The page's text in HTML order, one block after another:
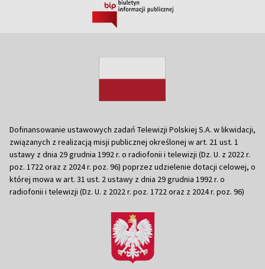
Dofinansowanie ustawowych zadań Telewizji Polskiej S.A. w likwidacji,
związanych z realizacją misji publicznej określonej w art. 21 ust. 1
ustawy z dnia 29 grudnia 1992 r. o radiofonii i telewizji (Dz. U. z 2022 r.
poz. 1722 oraz z 2024 r. poz. 96) poprzez udzielenie dotacji celowej, o
której mowa w art. 31 ust. 2 ustawy z dnia 29 grudnia 1992 r. o
radiofonii i telewizji (Dz. U. z 2022 r. poz. 1722 oraz z 2024 r. poz. 96)